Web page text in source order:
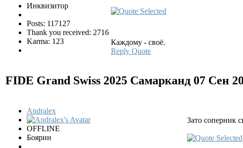
Инквизитор
Posts: 117127
Thank you received: 2716
Karma: 123
Каждому - своё.
Reply Quote
FIDE Grand Swiss 2025 Самарканд 07 Сен
Andralex
OFFLINE
Боярин
Зато соперник